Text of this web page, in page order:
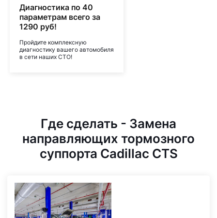
Диагностика по 40
параметрам всего за
1290 руб!
Пройдите комплексную
диагностику вашего автомобиля
в сети наших СТО!
Где сделать - Замена
направляющих тормозного
суппорта Cadillac CTS